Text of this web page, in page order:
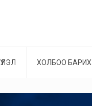
ХОЛБОО БАРИХ